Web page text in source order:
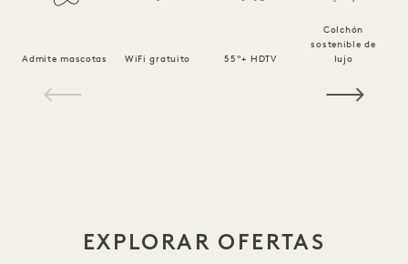
Admite mascotas WiFi gratuito 55"+ HDTV
Colchón
sostenible de
lujo
EXPLORAR OFERTAS